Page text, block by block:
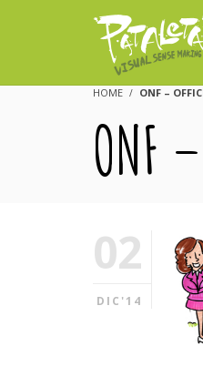
HOME ONF –
ONF
02
DIC'14